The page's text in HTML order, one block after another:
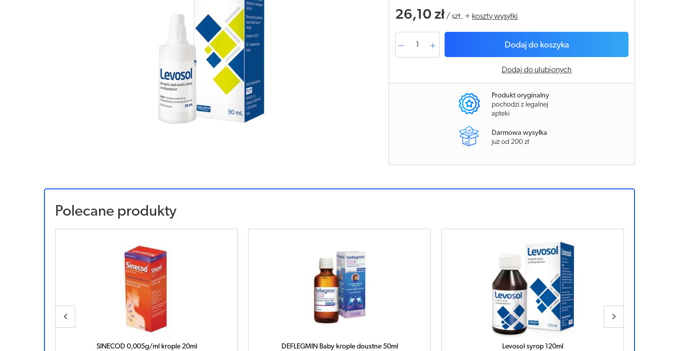
26,10 zł /szt. + koszty wysyłki
Dodaj do koszyka
Dodaj do ulubionych
Produkt oryginalny
pochodzi z legalnej
apteki
Darmowa wysyłka
już od 200 zł
Polecane produkty
DEFLEGMIN Baby krople doustne 50ml Levosol syrop 120ml Levosol 60mg x 20 tabletek